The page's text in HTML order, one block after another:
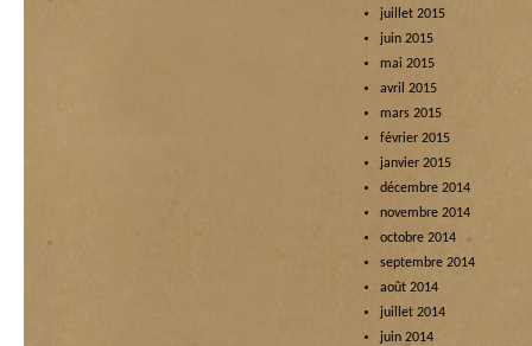
juillet 2015
juin 2015
mai 2015
avril 2015
mars 2015
février 2015
janvier 2015
décembre 2014
novembre 2014
octobre 2014
septembre 2014
août 2014
juillet 2014
juin 2014